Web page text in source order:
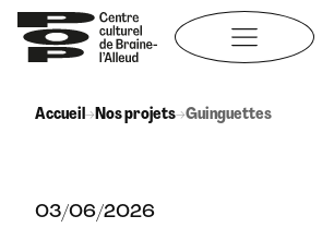
Aller
au
contenu
Accueil→Nos projets→Guinguettes
03/06/2026